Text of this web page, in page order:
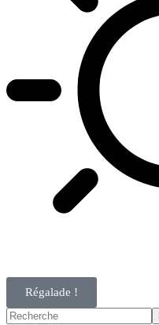
Régalade !